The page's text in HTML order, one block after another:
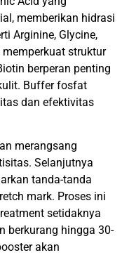
memberikan hidrasi
Arginine, Glycine,
memperkuat struktur
berperan penting
Buffer fosfat
dan efektivitas
merangsang
Selanjutnya
tanda-tanda
mark. Proses ini
setidaknya
berkurang hingga 30-
akan